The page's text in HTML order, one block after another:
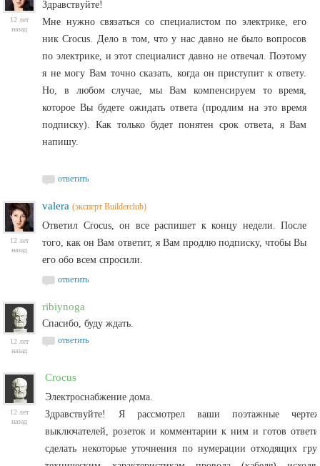
12 лет
назад
Здравствуйте!
Мне нужно связаться со специалистом по электрике, его
ник Crocus. Дело в том, что у нас давно не было вопросов
по электрике, и этот специалист давно не отвечал. Поэтому
я не могу Вам точно сказать, когда он приступит к ответу.
Но, в любом случае, мы Вам компенсируем то время,
которое Вы будете ожидать ответа (продлим на это время
подписку). Как только будет понятен срок ответа, я Вам
напишу.
ответить
12 лет
назад
valera (эксперт Builderclub)
Ответил Crocus, он все распишет к концу недели. После
того, как он Вам ответит, я Вам продлю подписку, чтобы Вы
его обо всем спросили.
ответить
12 лет
назад
ribiynoga
Спасибо, буду ждать.
ответить
12 лет
назад
Crocus
Электроснабжение дома.
Здравствуйте! Я рассмотрел ваши поэтажные
выключателей, розеток и комментарии к ним и готов
сделать некоторые уточнения по нумерации отходящих